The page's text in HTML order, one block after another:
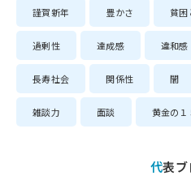
謹賀新年 豊かさ 貧困
過剰性 達成感 違和感
長寿社会 関係性 闇
雑談力 面談 黄金の１
代表